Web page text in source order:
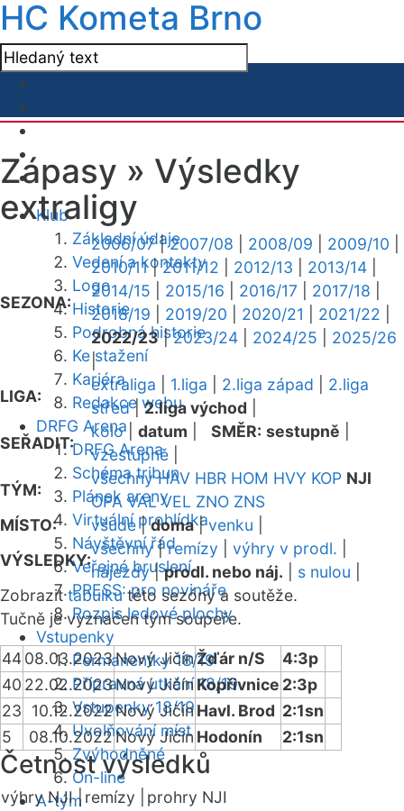
HC Kometa Brno
Klub
Základní údaje
Vedení a kontakty
Logo
Historie
Podrobná historie
Ke stažení
Kariéra
Redakce webu
DRFG Arena
DRFG Arena
Schéma tribun
Plánek areny
Virtuální prohlídka
Návštěvní řád
Veřejné bruslení
PRESS: pro novináře
Rozpis ledové plochy
Vstupenky
Permanentky 18/19
Přípravná utkání 18/19
Vstupenky 18/19
Uvolňování míst
Zvýhodněné
On-line
A-tým
Zápasy » Výsledky
extraligy
SEZONA:
2006/07|2007/08 2008/09 2009/10
2010/11|2011/12 2012/13 2013/14
2014/15
2015/16 2016/17 2017/18
2018/19
2019/20 2020/21 2021/22
2022/23|2023/24 2024/25
2025/26
|
LIGA:
extraliga 1.liga 2.liga západ
2.liga
střed|2.liga východ
SEŘADIT:
kolo| datum SMĚR: sestupně
vzestupně
TÝM:
všechny HAV HBR HOM HVY KOP NJI
OPA VAL VEL ZNO ZNS
MÍSTO:
všude|doma|venku
VÝSLEDKY:
všechny|remízy výhry v prodl.
nájezdy|prodl. nebo náj. s nulou
Zobrazittabulkutéto sezóny a soutěže.
Tučně je vyznačen tým soupeře.
4408.03.2023Nový JičínŽďár n/S
4:3p
40 22.02.2023Nový JičínKopřivnice 2:3p
23
10.12.2022Nový JičínHavl. Brod 2:1sn
5
08.10.2022 Nový Jičín Hodonín 2:1sn
Četnost výsledků
výhry NJI | remízy |
prohry NJI